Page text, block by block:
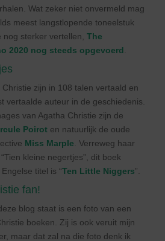
Wat zeker niet onvermeld mag
meest langstlopende toneelstuk
sterker vertellen, The
2020 nog steeds opgevoerd
zijn in 108 talen vertaald en
vertaalde auteur in de geschiedenis.
van Agatha Christie zijn de
Poirot en natuurlijk de oude
Miss Marple . Verreweg haar
kleine negertjes”, dit boek
titel is “Ten Little Niggers”.
fan!
blog staat is een foto van een
boeken. Zij is ook veruit mijn
maar dat zal na die foto denk ik